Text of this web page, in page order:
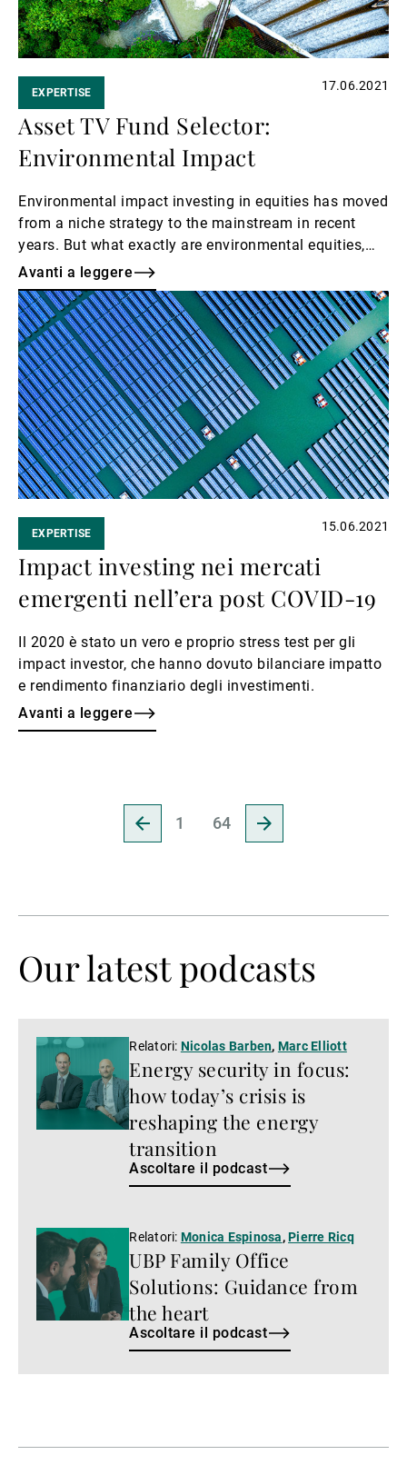
EXPERTISE 17.06.2021
Asset TV Fund Selector:
Environmental Impact
Environmental impact investing in equities has moved
from a niche strategy to the mainstream in recent
years. But what exactly are environmental equities,
their current valuations and the opportunities
available in this sector?
Avanti a leggere
Avanti
a
leggere
EXPERTISE 15.06.2021
Impact investing nei mercati
emergenti nell’era post COVID-19
Il 2020 è stato un vero e proprio stress test per gli
impact investor, che hanno dovuto bilanciare impatto
e rendimento finanziario degli investimenti.
Avanti a leggere
Pagina
precedente
64
Pagina
successiva
Our latest podcasts
Ascoltare
podcast
Energy security in focus:
how today’s crisis is
reshaping the energy
transition
Relatori: Nicolas Barben, Marc Elliott
Ascoltare il podcast
Ascoltare
podcast
UBP Family Office
Solutions: Guidance from
the heart
Relatori: Monica Espinosa,Pierre Ricq
Ascoltare il podcast